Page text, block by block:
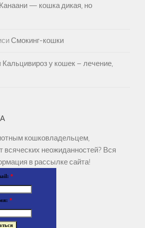
Канаани — кошка дикая, но
Смокинг-кошки
Кальцивироз у кошек – лечение,
кошковладельцем,
всяческих неожиданностей? Вся
в рассылке сайта!
*
*